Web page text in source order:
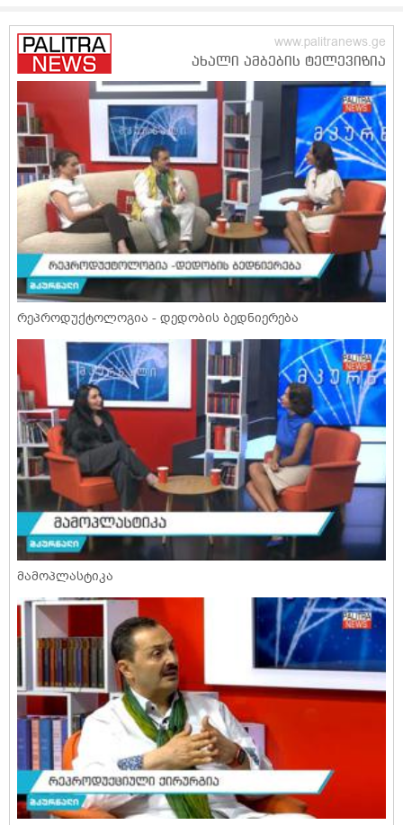
რეპროდუქტოლოგია - დედობის ბედნიერება
მამოპლასტიკა